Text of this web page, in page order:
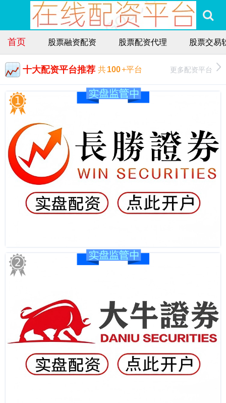
首页 股票融资配资 股票配资代理 股票交易
十大配资平台推荐 共100+平台 更多配资平台